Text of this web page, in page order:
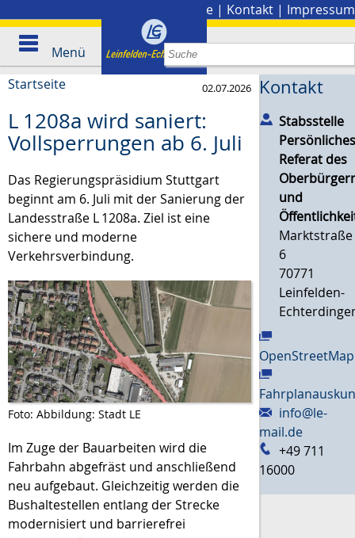
Presse | Kontakt | Impressum
Menü
Startseite
L 1208a wird saniert:
Vollsperrungen ab 6. Juli
Das Regierungspräsidium Stuttgart
beginnt am 6. Juli mit der Sanierung der
Landesstraße L 1208a. Ziel ist eine
sichere und moderne
Verkehrsverbindung.
Foto: Abbildung: Stadt LE
Im Zuge der Bauarbeiten wird die
Fahrbahn abgefräst und anschließend
neu aufgebaut. Gleichzeitig werden die
Bushaltestellen entlang der Strecke
modernisiert und barrierefrei
02.07.2026 Kontakt
Stabsstelle
Referat des
und
Marktstraße
6
70771
Leinfelden-
OpenStreetMap
info@le-
mail.de
+49 711
16000